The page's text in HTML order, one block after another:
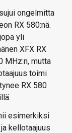
ongelmitta
RX 580:nä.
yli
XFX RX
MHz:n, mutta
toimi
RX 580
esimerkiksi
kellotaajuus